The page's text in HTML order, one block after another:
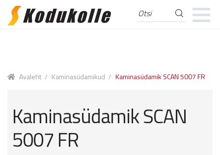
Skip
Skip
Otsi:
Avaleht / Kaminasüdamikud / Kaminasüdamik SCAN 5007 FR
Kaminasüdamik SCAN
5007 FR